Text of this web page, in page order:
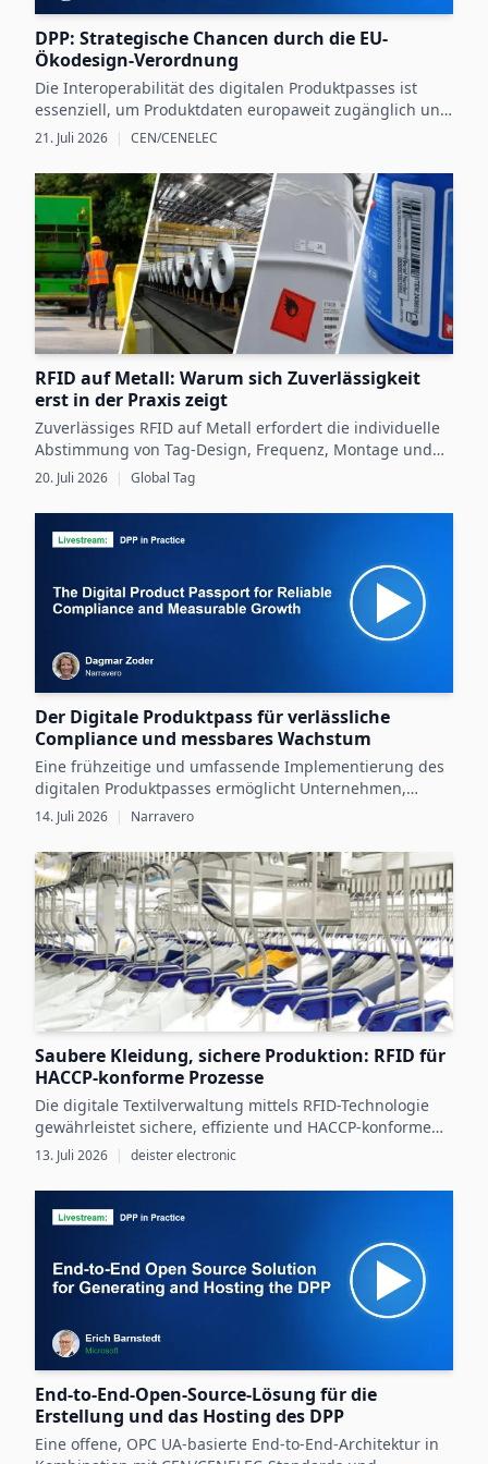
DPP: Strategische Chancen durch die EU-
Ökodesign-Verordnung
Die Interoperabilität des digitalen Produktpasses ist
essenziell, um Produktdaten europaweit zugänglich und
nutzbar zu machen und dadurch neue Chancen für
nachhaltige Unternehmensstrategien zu schaffen.
21. Juli 2026 | CEN/CENELEC
RFID auf Metall: Warum sich Zuverlässigkeit
erst in der Praxis zeigt
Zuverlässiges RFID auf Metall erfordert die individuelle
Abstimmung von Tag-Design, Frequenz, Montage und
Betriebsbedingungen sowie eine gründliche Validierung
im praktischen Einsatz.
20. Juli 2026 | Global Tag
Der Digitale Produktpass für verlässliche
Compliance und messbares Wachstum
Eine frühzeitige und umfassende Implementierung des
digitalen Produktpasses ermöglicht Unternehmen,
gesetzliche Vorgaben zu erfüllen und gleichzeitig durch
14. Juli 2026 | Narravero
Saubere Kleidung, sichere Produktion: RFID für
HACCP-konforme Prozesse
Die digitale Textilverwaltung mittels RFID-Technologie
gewährleistet sichere, effiziente und HACCP-konforme
Arbeitskleidungsprozesse in der
Lebensmittelproduktion.
13. Juli 2026 | deister electronic
End-to-End-Open-Source-Lösung für die
Erstellung und das Hosting des DPP
Eine offene, OPC UA-basierte End-to-End-Architektur in